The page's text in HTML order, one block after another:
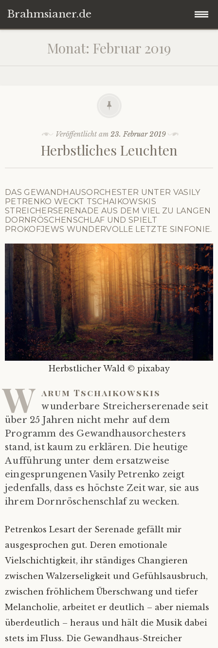
Brahmsianer.de
springen
Startseite
Impressum
Monat: Februar 2019
Veröffentlicht am 23. Februar 2019
Herbstliches Leuchten
DAS GEWANDHAUSORCHESTER UNTER VASILY
PETRENKO WECKT TSCHAIKOWSKIS
STREICHERSERENADE AUS DEM VIEL ZU LANGEN
DORNRÖSCHENSCHLAF UND SPIELT
PROKOFJEWS WUNDERVOLLE LETZTE SINFONIE.
Herbstlicher Wald © pixabay
W arum Tschaikowskis
wunderbare Streicherserenade seit
über 25 Jahren nicht mehr auf dem
Programm des Gewandhausorchesters
stand, ist kaum zu erklären. Die heutige
Aufführung unter dem ersatzweise
eingesprungenen Vasily Petrenko zeigt
jedenfalls, dass es höchste Zeit war, sie aus
ihrem Dornröschenschlaf zu wecken.
Petrenkos Lesart der Serenade gefällt mir
ausgesprochen gut. Deren emotionale
Vielschichtigkeit, ihr ständiges Changieren
zwischen Walzerseligkeit und Gefühlsausbruch,
zwischen fröhlichem Überschwang und tiefer
Melancholie, arbeitet er deutlich – aber niemals
überdeutlich – heraus und hält die Musik dabei
stets im Fluss. Die Gewandhaus-Streicher